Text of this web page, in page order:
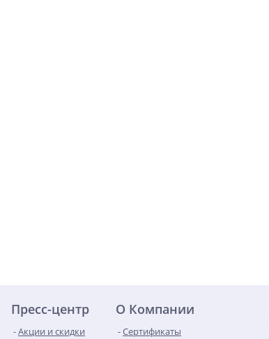
Пресс-центр
Акции и скидки
О Компании
Сертификаты